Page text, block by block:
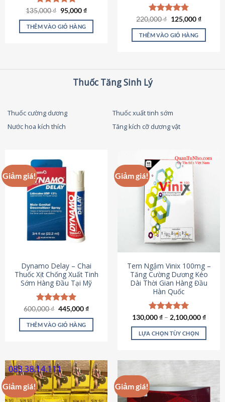
sản
phẩm
Được xếp
hạng4.87
5 sao
135,000₫ Giá
gốc
là:
135,000 ₫.
95,000₫Giá
tại
THÊM VÀO GIỎ HÀNG
Được xếp
hạng4.79
5 sao
220,000₫ Giá
là:
220,000 ₫.
125,000₫Giá
tại
THÊM VÀO GIỎ HÀNG
Thuốc Tăng Sinh Lý
Thuốc cường dương
Thuốc xuất tinh sớm
Nước hoa kích thích
Tăng kích cỡ dương vật
Giảm giá!
Dynamo Delay – Chai
Thuốc Xịt Chống Xuất Tinh
Sớm Hàng Đầu Tại Mỹ
Được xếp
hạng5.00
5 sao
600,000₫ Giá
là:
600,000 ₫.
445,000₫Giá
tại
THÊM VÀO GIỎ HÀNG
Giảm giá!
Tem Ngậm Vinix 100mg –
Tăng Cường Dương Kéo
Dài Thời Gian Hàng Đầu
Hàn Quốc
Được xếp
hạng5.00
5 sao
130,000₫– 2,100,000₫
LỰA CHỌN TÙY CHỌN
nhiều
biến
Giảm giá! Giảm giá!